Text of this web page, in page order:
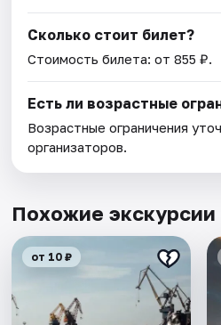
Сколько стоит билет?
Стоимость билета: от 855 ₽.
Есть ли возрастные
Возрастные ограничения
организаторов.
Похожие экскурсии
от 10 ₽